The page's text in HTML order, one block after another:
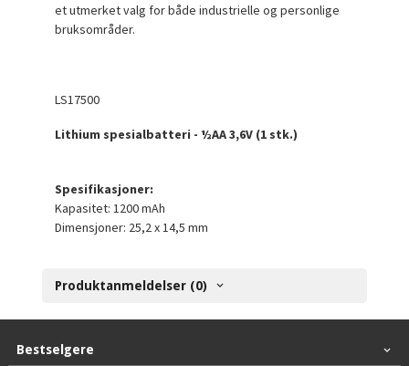
et utmerket valg for både industrielle og personlige
bruksområder.
LS17500
Lithium spesialbatteri - ½AA 3,6V (1 stk.)
Spesifikasjoner:
Kapasitet: 1200 mAh
Dimensjoner: 25,2 x 14,5 mm
Produktanmeldelser (0)
Bestselgere